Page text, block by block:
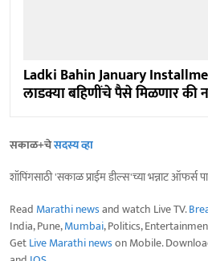
Ladki Bahin January
लाडक्या बहिणींचे पैसे मिळणार की
सकाळ+चेसदस्य व्हा
शॉपिंगसाठी 'सकाळ प्राईम डील्स'च्या भन्नाट ऑफर्स
Read Marathi newsand watch Live TV.
India, Pune,Mumbai, Politics,
GetLive Marathi newson Mobile.